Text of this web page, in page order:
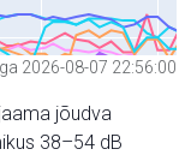
2026-08-07 22:56:00
jõudva
38–54 dB